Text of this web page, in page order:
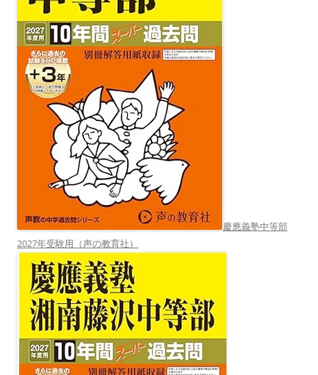
慶應義塾中等部
2027年受験用（声の教育社）